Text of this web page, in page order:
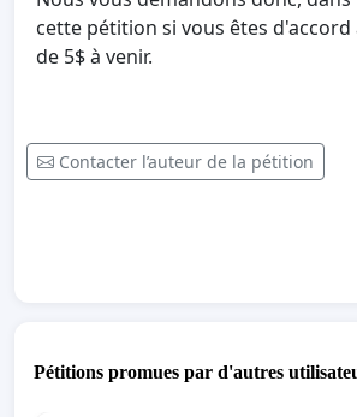
cette pétition si vous êtes
de 5$ à venir.
Contacter l’auteur de la pétition
Pétitions promues par d'autres